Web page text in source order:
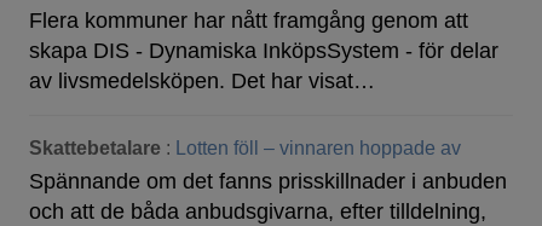
Flera kommuner har nått framgång genom att
skapa DIS - Dynamiska InköpsSystem - för delar
av livsmedelsköpen. Det har visat…
Skattebetalare : Lotten föll – vinnaren hoppade av
Spännande om det fanns prisskillnader i anbuden
och att de båda anbudsgivarna, efter tilldelning,